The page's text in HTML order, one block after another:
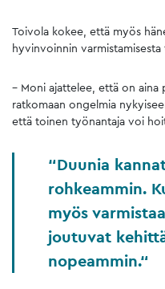
Toivola kokee, että myös
hyvinvoinnin
– Moni ajattelee, että on
ratkomaan ongelmia
että toinen työnantaja voi
Duunia
rohkeammin.
myös
joutuvat
nopeammin.